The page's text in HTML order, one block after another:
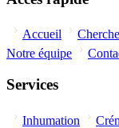
Accueil
Notre équipe
Services
Inhumation